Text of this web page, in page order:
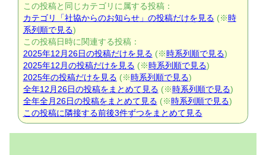
この投稿と同じカテゴリに属する投稿：
カテゴリ「社協からのお知らせ」の投稿だけを見る (※時
系列順で見る)
この投稿日時に関連する投稿：
2025年12月26日の投稿だけを見る (※時系列順で見る)
2025年12月の投稿だけを見る (※時系列順で見る)
2025年の投稿だけを見る (※時系列順で見る)
全年12月26日の投稿をまとめて見る (※時系列順で見る)
全年全月26日の投稿をまとめて見る (※時系列順で見る)
この投稿に隣接する前後3件ずつをまとめて見る